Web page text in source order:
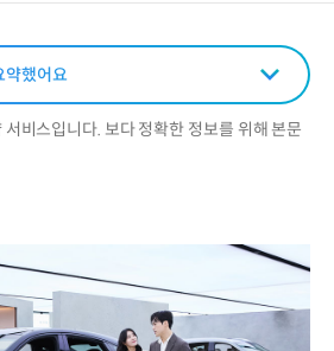
약했어요
비스입니다. 보다 정확한 정보를 위해 본문